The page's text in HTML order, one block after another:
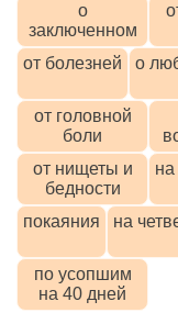
о
заключенном
от болезней
о
от головной
боли
от нищеты и
бедности
на
покаяния на
по усопшим
на 40 дней